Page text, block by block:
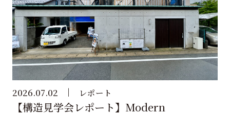
2026.07.02 レポート
【構造見学会レポート】Modern